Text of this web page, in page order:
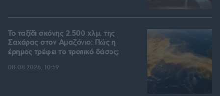
Το ταξίδι σκόνης 2.500 χλμ. της
Σαχάρας στον Αμαζόνιο: Πώς η
έρημος τρέφει το τροπικό δάσος;
08.08.2026, 10:59